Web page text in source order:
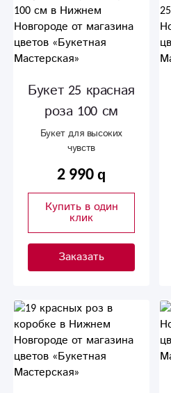
Букет 25 красная
роза 100 см
Букет для высоких
чувств
2 990
Купить в один
клик
Заказать